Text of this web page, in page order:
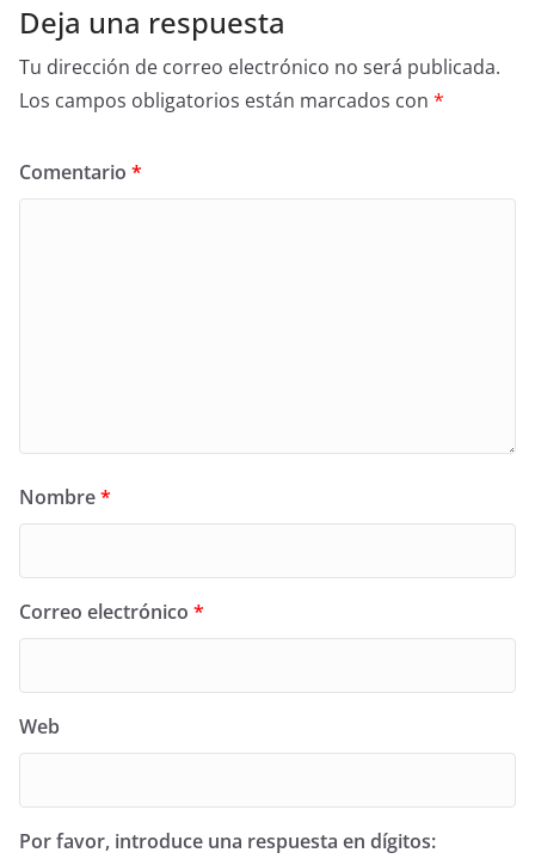
Deja una respuesta
Tu dirección de correo electrónico no será publicada.
Los campos obligatorios están marcados con *
Comentario *
Nombre*
Correo electrónico *
Web
Por favor, introduce una respuesta en dígitos: